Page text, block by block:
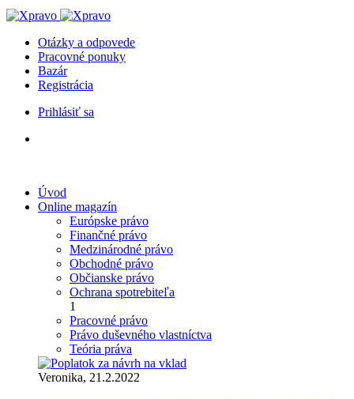
Otázky a odpovede
Pracovné ponuky
Bazár
Registrácia
Prihlásiť sa
Úvod
Online magazín
Európske právo
Finančné právo
Medzinárodné právo
Obchodné právo
Občianske právo
Ochrana spotrebiteľa
1
Pracovné právo
Právo duševného vlastníctva
Teória práva
Veronika, 21.2.2022